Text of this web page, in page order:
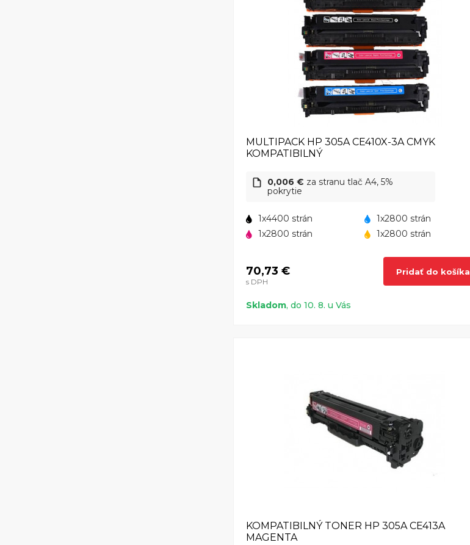
MULTIPACK HP 305A CE410X-3A CMYK
KOMPATIBILNÝ
0,006 € za stranu tlač A4, 5%
pokrytie
1x4400 strán
1x2800 strán
1x2800 strán
1x2800 strán
70,73 €
s DPH
Pridať do košíka
Skladom, do 10. 8. u Vás
KOMPATIBILNÝ TONER HP 305A CE413A
MAGENTA